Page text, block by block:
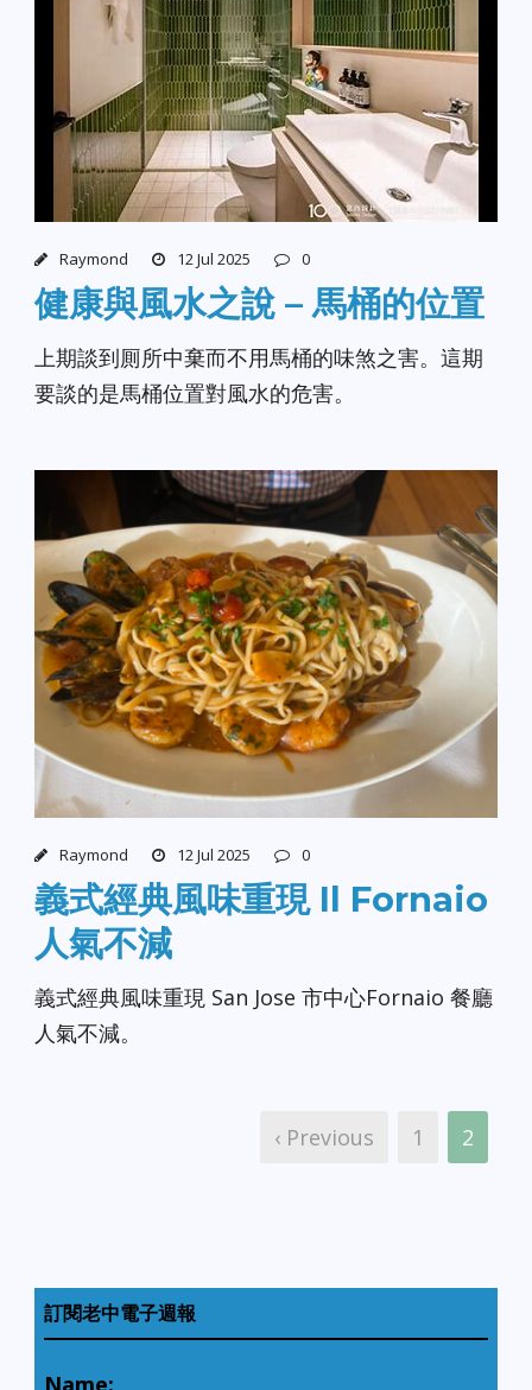
Raymond 12 Jul 2025 0
健康與風水之說 – 馬桶的位置
上期談到厠所中棄而不用馬桶的味煞之害。這期
要談的是馬桶位置對風水的危害。
Raymond 12 Jul 2025 0
義式經典風味重現 Il Fornaio
人氣不減
義式經典風味重現 San Jose 市中心Fornaio 餐廳
人氣不減。
‹ Previous 1 2
訂閱老中電子週報
Name: